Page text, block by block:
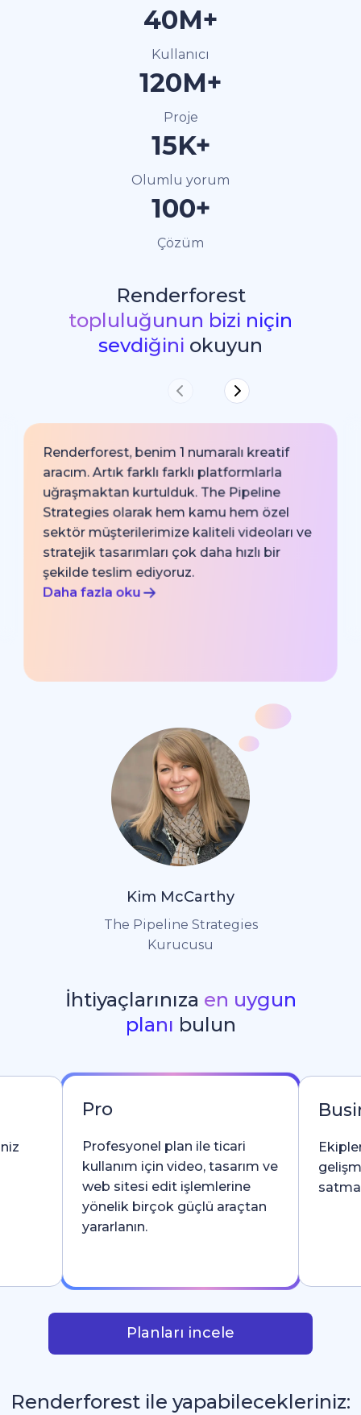
40M+
Kullanıcı
120M+
Proje
15K+
Olumlu yorum
100+
Çözüm
Renderforest
topluluğunun bizi niçin
sevdiğini okuyun
Renderforest, benim 1 numaralı kreatif
aracım. Artık farklı farklı platformlarla
uğraşmaktan kurtulduk. The Pipeline
Strategies olarak hem kamu hem özel
sektör müşterilerimize kaliteli videoları ve
stratejik tasarımları çok daha hızlı bir
şekilde teslim ediyoruz.
Daha fazla oku
Kim McCarthy
The Pipeline Strategies
Kurucusu
İhtiyaçlarınıza en uygun
planı bulun
Pro
Profesyonel plan ile ticari
kullanım için video, tasarım ve
web sitesi edit işlemlerine
yönelik birçok güçlü araçtan
yararlanın.
satma
Planları incele
Renderforest ile yapabilecekleriniz: